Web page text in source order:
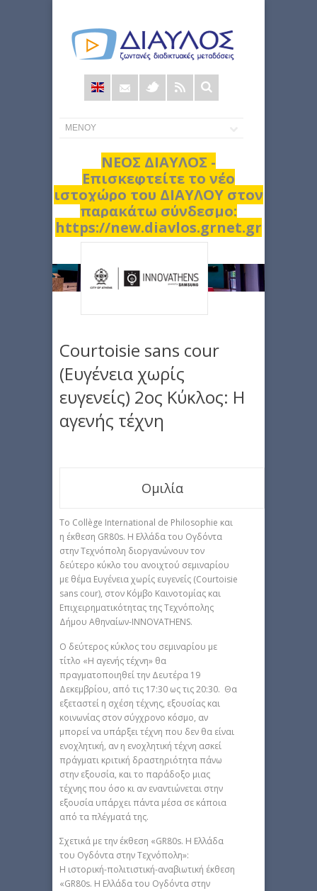
Φόρμα
αναζήτησης
ΝΕΟΣ ΔΙΑΥΛΟΣ -
Επισκεφτείτε το νέο
ιστοχώρο του ΔΙΑΥΛΟΥ στον
παρακάτω σύνδεσμο:
https://new.diavlos.grnet.gr
Courtoisie sans cour
(Ευγένεια χωρίς
ευγενείς) 2ος Κύκλος: Η
αγενής τέχνη
Ομιλία
Το Collège International de Philosophie και
η έκθεση GR80s. Η Ελλάδα του Ογδόντα
στην Τεχνόπολη διοργανώνουν τον
δεύτερο κύκλο του ανοιχτού σεμιναρίου
με θέμα Ευγένεια χωρίς ευγενείς (Courtoisie
sans cour), στον Κόμβο Καινοτομίας και
Επιχειρηματικότητας της Τεχνόπολης
Δήμου Αθηναίων-INNOVATHENS.
Ο δεύτερος κύκλος του σεμιναρίου με
τίτλο «Η αγενής τέχνη» θα
πραγματοποιηθεί την Δευτέρα 19
Δεκεμβρίου, από τις 17:30 ως τις 20:30. Θα
εξεταστεί η σχέση τέχνης, εξουσίας και
κοινωνίας στον σύγχρονο κόσμο, αν
μπορεί να υπάρξει τέχνη που δεν θα είναι
ενοχλητική, αν η ενοχλητική τέχνη ασκεί
πράγματι κριτική δραστηριότητα πάνω
στην εξουσία, και το παράδοξο μιας
τέχνης που όσο κι αν εναντιώνεται στην
εξουσία υπάρχει πάντα μέσα σε κάποια
από τα πλέγματά της.
Σχετικά με την έκθεση «GR80s. Η Ελλάδα
του Ογδόντα στην Τεχνόπολη»:
Η ιστορική-πολιτιστική-αναβιωτική έκθεση
«GR80s. Η Ελλάδα του Ογδόντα στην